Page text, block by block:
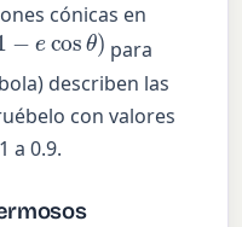
cónicas en
ecos θ)
para
describen las
con valores
a 0.9.